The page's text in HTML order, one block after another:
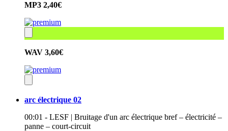
MP3 2,40€
WAV 3,60€
arc électrique 02
00:01 - LESF | Bruitage d'un arc électrique bref – électricité –
panne – court-circuit